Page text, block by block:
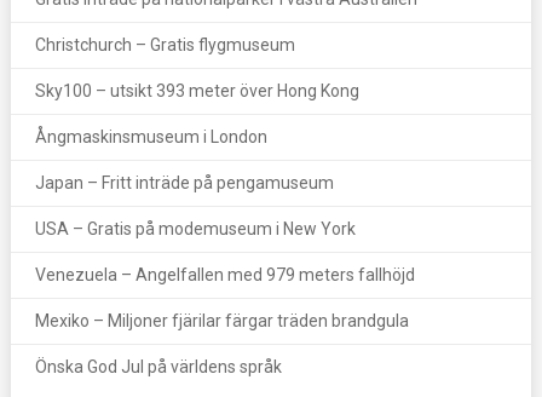
Christchurch – Gratis flygmuseum
Sky100 – utsikt 393 meter över Hong Kong
Ångmaskinsmuseum i London
Japan – Fritt inträde på pengamuseum
USA – Gratis på modemuseum i New York
Venezuela – Angelfallen med 979 meters fallhöjd
Mexiko – Miljoner fjärilar färgar träden brandgula
Önska God Jul på världens språk